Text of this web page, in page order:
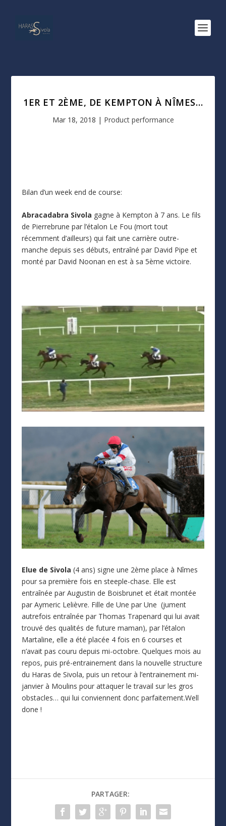
1ER ET 2ÈME, DE KEMPTON À NÎMES…
Mar 18, 2018 | Product performance
Bilan d’un week end de course:
Abracadabra Sivola gagne à Kempton à 7 ans. Le fils
de Pierrebrune par l’étalon Le Fou (mort tout
récemment d’ailleurs) qui fait une carrière outre-
manche depuis ses débuts, entraîné par David Pipe et
monté par David Noonan en est à sa 5ème victoire.
Elue de Sivola (4 ans) signe une 2ème place à Nîmes
pour sa première fois en steeple-chase. Elle est
entraînée par Augustin de Boisbrunet et était montée
par Aymeric Lelièvre. Fille de Une par Une (jument
autrefois entraînée par Thomas Trapenard qui lui avait
trouvé des qualités de future maman), par l’étalon
Martaline, elle a été placée 4 fois en 6 courses et
n’avait pas couru depuis mi-octobre. Quelques mois au
repos, puis pré-entrainement dans la nouvelle structure
du Haras de Sivola, puis un retour à l’entrainement mi-
janvier à Moulins pour attaquer le travail sur les gros
obstacles… qui lui conviennent donc parfaitement.Well
done !
PARTAGER: